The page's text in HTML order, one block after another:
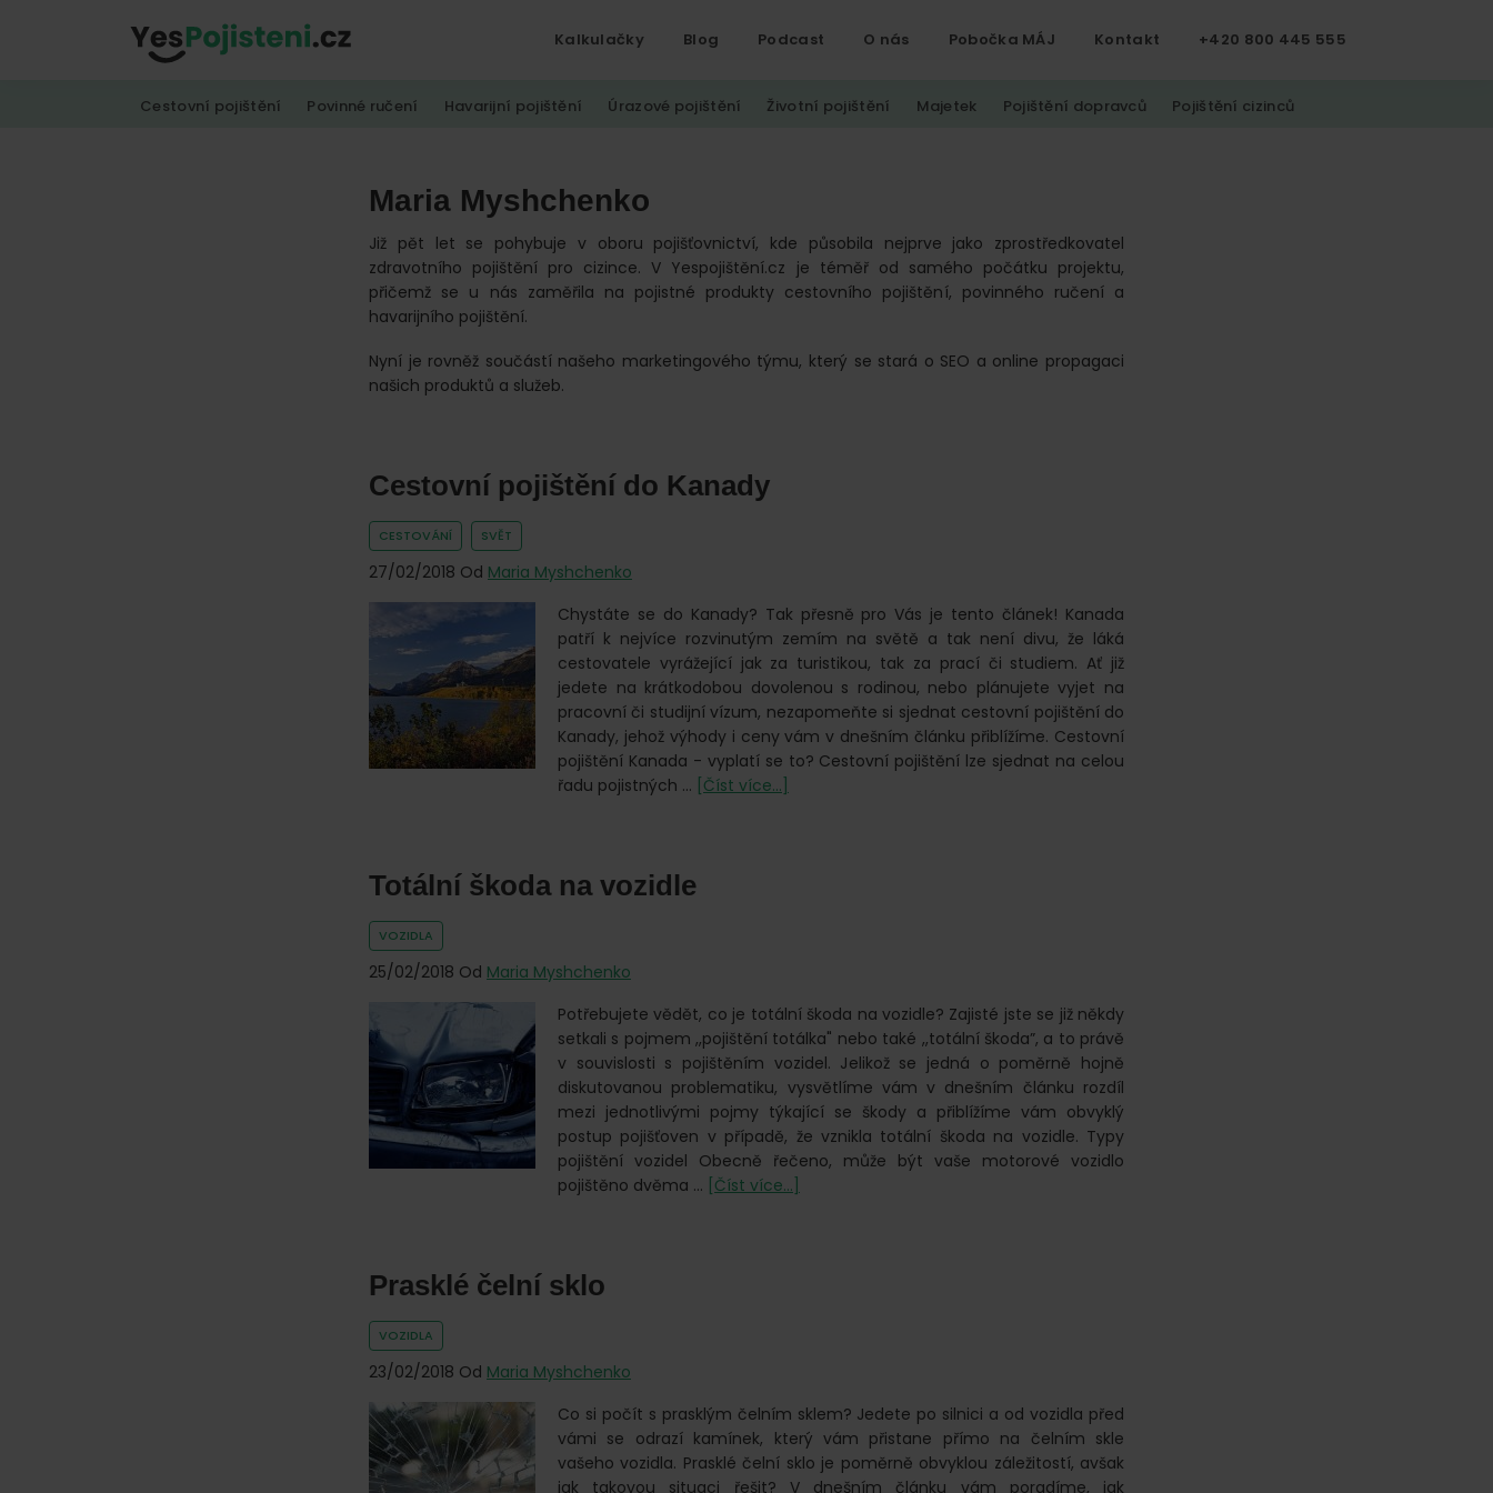
srovnávač
Kalkulačky Blog Podcast O nás Pobočka MÁJ Kontakt +420 800 445 555
Cestovní pojištění Povinné ručení Havarijní pojištění Úrazové pojištění Životní pojištění Majetek Pojištění dopravců Pojištění cizinců
Maria Myshchenko
Již pět let se pohybuje v oboru pojišťovnictví, kde působila nejprve jako zprostředkovatel
zdravotního pojištění pro cizince. V Yespojištění.cz je téměř od samého počátku projektu,
přičemž se u nás zaměřila na pojistné produkty cestovního pojištění, povinného ručení a
havarijního pojištění.
Nyní je rovněž součástí našeho marketingového týmu, který se stará o SEO a online propagaci
našich produktů a služeb.
Cestovní pojištění do Kanady
CESTOVÁNÍ SVĚT
27/02/2018 Od Maria Myshchenko
Chystáte se do Kanady? Tak přesně pro Vás je tento článek! Kanada
patří k nejvíce rozvinutým zemím na světě a tak není divu, že láká
cestovatele vyrážející jak za turistikou, tak za prací či studiem. Ať již
jedete na krátkodobou dovolenou s rodinou, nebo plánujete vyjet na
pracovní či studijní vízum, nezapomeňte si sjednat cestovní pojištění do
Kanady, jehož výhody i ceny vám v dnešním článku přiblížíme. Cestovní
pojištění Kanada - vyplatí se to? Cestovní pojištění lze sjednat na celou
řadu pojistných … [Číst více...]
Totální škoda na vozidle
VOZIDLA
25/02/2018 Od Maria Myshchenko
Potřebujete vědět, co je totální škoda na vozidle? Zajisté jste se již někdy
setkali s pojmem ,,pojištění totálka" nebo také ,,totální škoda”, a to právě
v souvislosti s pojištěním vozidel. Jelikož se jedná o poměrně hojně
diskutovanou problematiku, vysvětlíme vám v dnešním článku rozdíl
mezi jednotlivými pojmy týkající se škody a přiblížíme vám obvyklý
postup pojišťoven v případě, že vznikla totální škoda na vozidle. Typy
pojištění vozidel Obecně řečeno, může být vaše motorové vozidlo
pojištěno dvěma … [Číst více...]
Prasklé čelní sklo
VOZIDLA
23/02/2018 Od Maria Myshchenko
Co si počít s prasklým čelním sklem? Jedete po silnici a od vozidla před
vámi se odrazí kamínek, který vám přistane přímo na čelním skle
vašeho vozidla. Prasklé čelní sklo je poměrně obvyklou záležitostí, avšak
jak takovou situaci řešit? V dnešním článku vám poradíme, jak